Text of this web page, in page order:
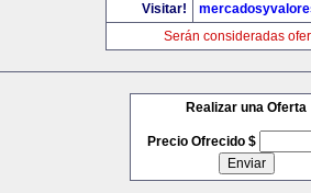
Visitar!
Serán consideradas
Realizar una Oferta
Precio Ofrecido $